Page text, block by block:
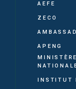
AEFE
ZECO
APENG
INSTITUT